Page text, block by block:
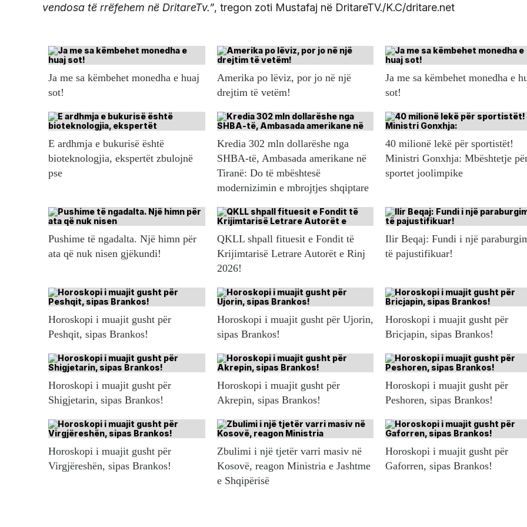
vendosa të rrëfehem në DritareTv.”, tregon zoti Mustafaj në DritareTV./K.C/dritare.net
Ja me sa këmbehet monedha e huaj
sot!
Amerika po lëviz, por jo në një
drejtim të vetëm!
Ja me sa këmbehet monedha e
sot!
E ardhmja e bukurisë është
bioteknologjia, ekspertët zbulojnë
pse
Kredia 302 mln dollarëshe nga
SHBA-të, Ambasada amerikane në
Tiranë: Do të mbështesë
modernizimin e mbrojtjes shqiptare
40 milionë lekë për sportistët!
Ministri Gonxhja: Mbështetje
sportet joolimpike
Pushime të ngadalta. Një himn për
ata që nuk nisen gjëkundi!
QKLL shpall fituesit e Fondit të
Krijimtarisë Letrare Autorët e Rinj
2026!
Ilir Beqaj: Fundi i një
të pajustifikuar!
Horoskopi i muajit gusht për
Peshqit, sipas Brankos!
Horoskopi i muajit gusht për Ujorin,
sipas Brankos!
Horoskopi i muajit gusht për
Bricjapin, sipas Brankos!
Horoskopi i muajit gusht për
Shigjetarin, sipas Brankos!
Horoskopi i muajit gusht për
Akrepin, sipas Brankos!
Horoskopi i muajit gusht për
Peshoren, sipas Brankos!
Horoskopi i muajit gusht për
Virgjëreshën, sipas Brankos!
Zbulimi i një tjetër varri masiv në
Kosovë, reagon Ministria e Jashtme
e Shqipërisë
Horoskopi i muajit gusht për
Gaforren, sipas Brankos!